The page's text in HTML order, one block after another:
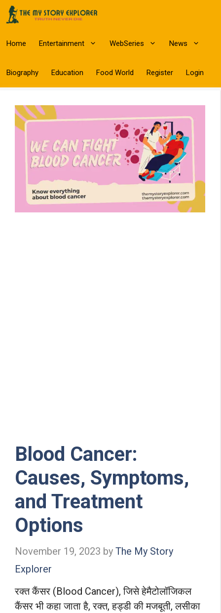
Skip
to
Home Entertainment WebSeries News
Biography Education Food World Register Login
Blood Cancer:
Causes, Symptoms,
and Treatment
Options
November 19, 2023 by The My Story
Explorer
रक्त कैंसर (Blood Cancer), जिसे हेमैटोलॉजिकल
कैंसर भी कहा जाता है, रक्त, हड्डी की मजबूती, लसीका